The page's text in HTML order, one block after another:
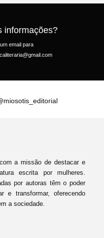
informações?
email para
a missão de destacar e
escrita por mulheres.
por autoras têm o poder
e transformar, oferecendo
a sociedade.